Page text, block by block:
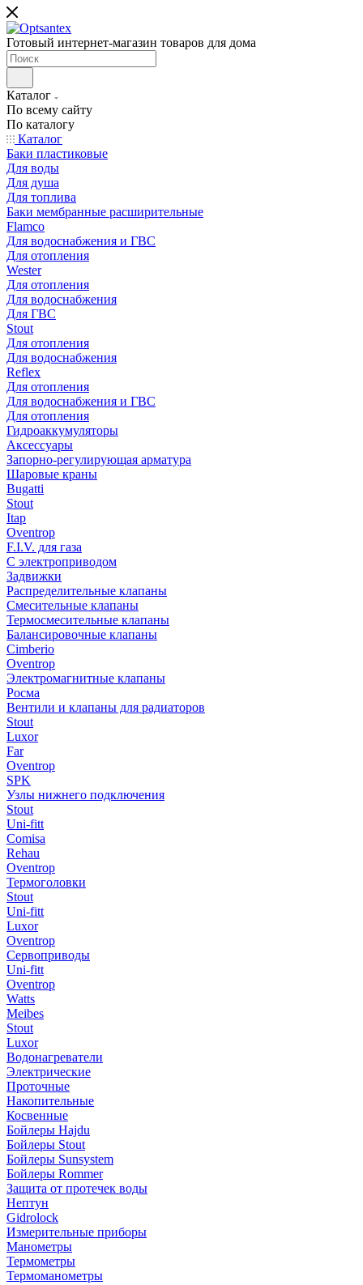
Готовый интернет-магазин товаров для дома
Каталог
По всему сайту
По каталогу
Каталог
Баки пластиковые
Для воды
Для душа
Для топлива
Баки мембранные расширительные
Flamco
Для водоснабжения и ГВС
Для отопления
Wester
Для отопления
Для водоснабжения
Для ГВС
Stout
Для отопления
Для водоснабжения
Reflex
Для отопления
Для водоснабжения и ГВС
Для отопления
Гидроаккумуляторы
Аксессуары
Запорно-регулирующая арматура
Шаровые краны
Bugatti
Stout
Itap
Oventrop
F.I.V. для газа
С электроприводом
Задвижки
Распределительные клапаны
Cмесительные клапаны
Термосмесительные клапаны
Балансировочные клапаны
Cimberio
Oventrop
Электромагнитные клапаны
Росма
Вентили и клапаны для радиаторов
Stout
Luxor
Far
Oventrop
SPK
Узлы нижнего подключения
Stout
Uni-fitt
Comisa
Rehau
Oventrop
Термоголовки
Stout
Uni-fitt
Luxor
Oventrop
Сервоприводы
Uni-fitt
Oventrop
Watts
Meibes
Stout
Luxor
Водонагреватели
Электрические
Проточные
Накопительные
Косвенные
Бойлеры Hajdu
Бойлеры Stout
Бойлеры Sunsystem
Бойлеры Rommer
Защита от протечек воды
Нептун
Gidrolock
Измерительные приборы
Манометры
Термометры
Термоманометры